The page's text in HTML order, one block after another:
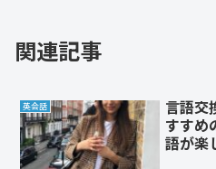
関連記事
英会話
言語交
すすめ
語が楽